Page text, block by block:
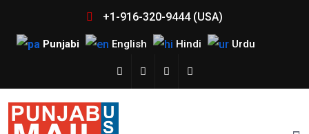
+1-916-320-9444 (USA)
Punjabi English Hindi Urdu